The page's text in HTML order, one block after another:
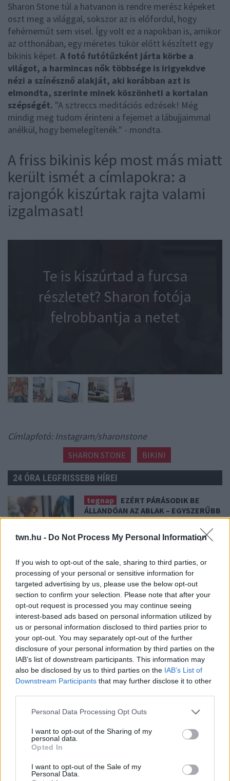
twn.hu - Do Not Process My Personal Information
If you wish to opt-out of the sale, sharing to third parties, or
processing of your personal or sensitive information for
targeted advertising by us, please use the below opt-out
section to confirm your selection. Please note that after your
opt-out request is processed you may continue seeing
interest-based ads based on personal information utilized by
us or personal information disclosed to third parties prior to
your opt-out. You may separately opt-out of the further
disclosure of your personal information by third parties on the
IAB’s list of downstream participants. This information may
also be disclosed by us to third parties on the IAB’s List of
Downstream Participants that may further disclose it to other
Please note that this website/app uses one or more Google
not limited to your visit or usage behaviour. You may click to
grant or deny consent to Google and its third-party tags to
use your data for below specified purposes in below Google
consent section.
Personal Data Processing Opt Outs
I want to opt-out of the Sharing of my
personal data.
Opted In
I want to opt-out of the Sale of my
Personal Data.
Sharon Stone túl a hatvanon is rendre merész képeket
oszt meg a világgal, sokszor az is előfordul, hogy
fehérneműt sem visel. Így volt ez a napokban is, amikor
az otthonában, egy méretes tükör előtt készített egy
bikinis képet. A fotó futótűzként járta körbe a
világot, a harmincas nők többsége is irigyekdve
nézi a színésznő alakját, aki korábban azt is
elmondta, szerinte minek köszönheti a kortalan
szépségét. "A sztreccs meditációs edzések! Még
mindig meg tudom érinteni a fejemet a lábujjaimmal
anélkül, hogy bemelegítenék." - mondta.
A friss bikinis kép most más miatt
került ismét a címlapokra: a
rajongók kiszúrtak rajta valami
izgalmasat!
Te is kiszúrtad a furcsa
részletet? Sharon fotója
felrobbantja a netet
Címlapfotó: Instagram/sharonstone
SHARON STONE BIKINI
24 ÓRA LEGFRISSEBB HÍREI
tegnap
EZÉRT PÁRÁSODIK BE
ÁLLANDÓAN AZ ABLAK – EGYSZERŰBB
A MEGOLDÁS, MINT GONDOLNÁD
08. 04.
NEM ECETTEL ÉS NEM
SZÓDABIKARBÓNÁVAL: EZZEL LESZ
ÚJRA CSILLOGÓ A VÍZKÖVES CSAP
A legjobb trükk
08. 03.
HA MINDIG EZT A MONDATOT
HASZNÁLOD, AZ RENDKÍVÜL MAGAS
ÉRZELMI INTELLIGENCIÁRA UTALHAT
Te szoktad?
A GYÓGYSZEREIKET – EMIATT
CSÖKKENHET A HATÁSUK
VITAMINHIÁNY – ILYEN JELEKRE FIGYELJ
Erre figyelj!